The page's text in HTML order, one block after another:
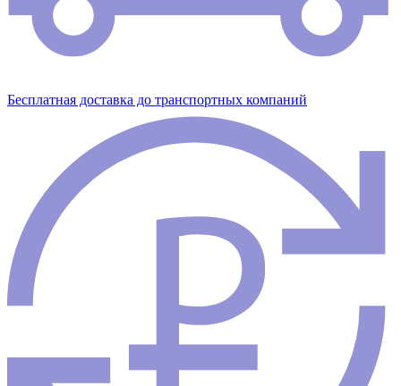
Бесплатная доставка до транспортных компаний